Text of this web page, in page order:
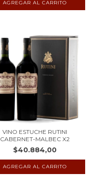
VINO ESTUCHE RUTINI
CABERNET-MALBEC X2
$40.884,00